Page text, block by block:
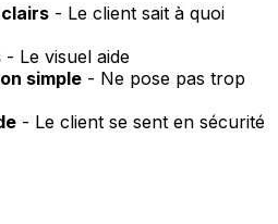
- Le client sait à quoi
- Le visuel aide
simple - Ne pose pas trop
- Le client se sent en sécurité